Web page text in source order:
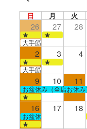
日 月 火
26 27 28
★ ★
大手筋店のみ営業
2 3 4
★ ★
大手筋
9 10 11
お盆休み（全店お休
★
16 17 18
お盆休み（全店お休
★